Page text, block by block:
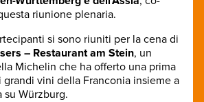
riunione plenaria.
si sono riuniti per la cena di
– Restaurant am Stein, un
Michelin che ha offerto una prima
vini della Franconia insieme a
su Würzburg.